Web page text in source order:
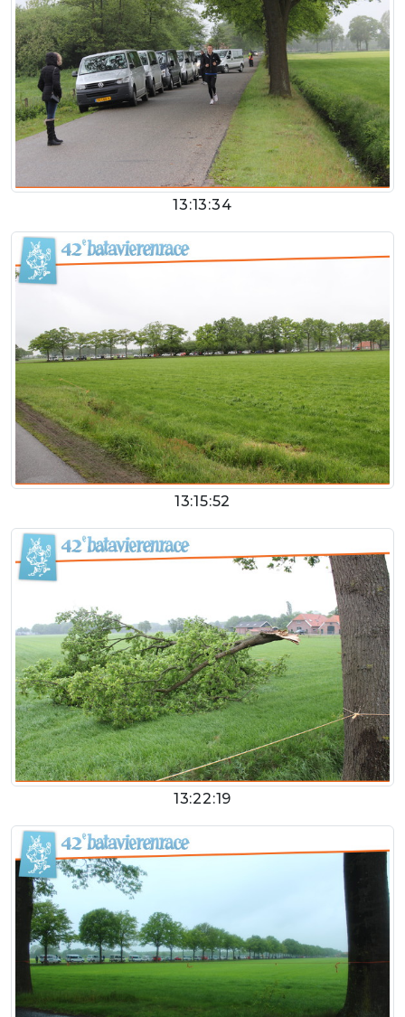
13:13:34
13:15:52
13:22:19